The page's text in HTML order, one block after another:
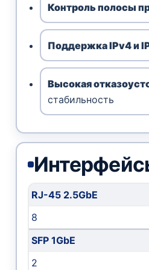
Контроль полосы
Поддержка IPv4 и
Высокая
стабильность
RJ-45 2.5GbE
8
SFP 1GbE
2